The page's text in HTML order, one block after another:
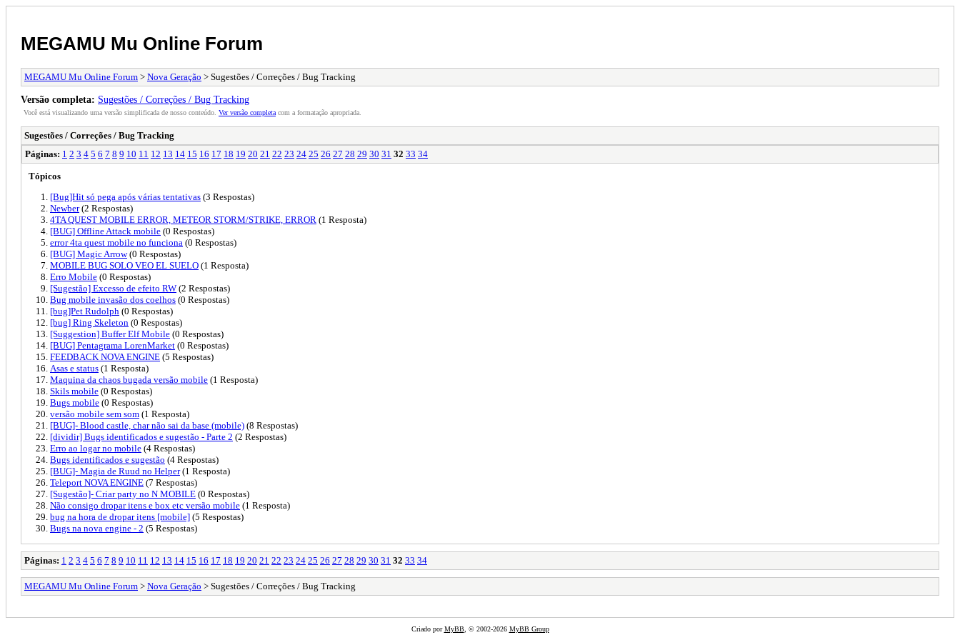
MEGAMU Mu Online Forum
MEGAMU Mu Online Forum > Nova Geração > Sugestões / Correções / Bug Tracking
Versão completa: Sugestões / Correções / Bug Tracking
Você está visualizando uma versão simplificada de nosso conteúdo. Ver versão completa com a formatação apropriada.
Sugestões / Correções / Bug Tracking
Páginas: 1 2 3 4 5 6 7 8 9 10 11 12 13 14 15 16 17 18 19 20 21 22 23 24 25 26 27 28 29 30 31 32 33 34
Tópicos
[Bug]Hit só pega após várias tentativas (3 Respostas)
Newber(2 Respostas)
4TA QUEST MOBILE ERROR, METEOR STORM/STRIKE, ERROR (1 Resposta)
[BUG] Offline Attack mobile (0 Respostas)
error 4ta quest mobile no funciona (0 Respostas)
[BUG] Magic Arrow(0 Respostas)
MOBILE BUG SOLO VEO EL SUELO (1 Resposta)
Erro Mobile (0 Respostas)
[Sugestão] Excesso de efeito RW (2 Respostas)
Bug mobile invasão dos coelhos (0 Respostas)
[bug]Pet Rudolph (0 Respostas)
[bug] Ring Skeleton (0 Respostas)
[Suggestion] Buffer Elf Mobile (0 Respostas)
[BUG] Pentagrama LorenMarket (0 Respostas)
FEEDBACK NOVA ENGINE (5 Respostas)
Asas e status (1 Resposta)
Maquina da chaos bugada versão mobile (1 Resposta)
Skils mobile (0 Respostas)
Bugs mobile (0 Respostas)
versão mobile sem som (1 Resposta)
[BUG]- Blood castle, char não sai da base (mobile) (8 Respostas)
[dividir] Bugs identificados e sugestão - Parte 2 (2 Respostas)
Erro ao logar no mobile (4 Respostas)
Bugs identificados e sugestão (4 Respostas)
[BUG]- Magia de Ruud no Helper(1 Resposta)
Teleport NOVA ENGINE (7 Respostas)
[Sugestão]- Criar party no N MOBILE (0 Respostas)
Não consigo dropar itens e box etc versão mobile (1 Resposta)
bug na hora de dropar itens [mobile] (5 Respostas)
Bugs na nova engine - 2 (5 Respostas)
Páginas: 1 2 3 4 5 6 7 8 9 10 11 12 13 14 15 16 17 18 19 20 21 22 23 24 25 26 27 28 29 30 31 32 33 34
MEGAMU Mu Online Forum > Nova Geração > Sugestões / Correções / Bug Tracking
Criado porMyBB, © 2002-2026 MyBB Group